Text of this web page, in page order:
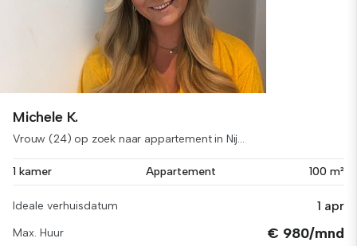
Michele K.
Vrouw (24) op zoek naar appartement in Nij...
1 kamer Appartement 100 m²
Ideale verhuisdatum 1 apr
Max. Huur € 980/mnd